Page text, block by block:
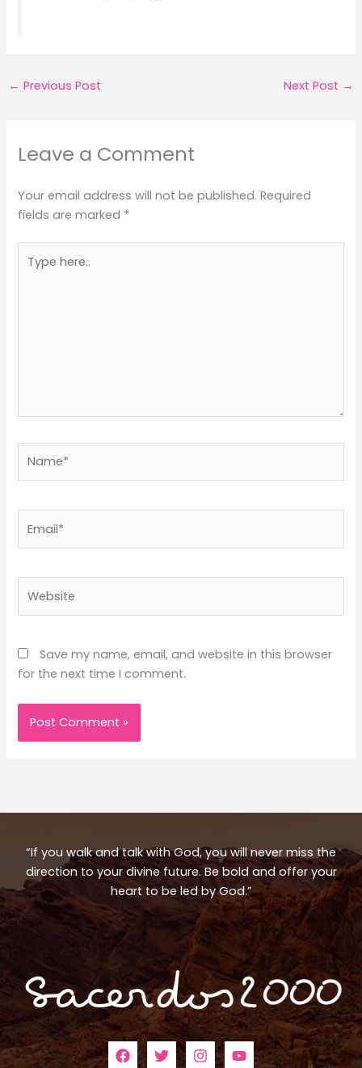
← Previous Post Next Post →
Leave a Comment
Your email address will not be published. Required
fields are marked *
here..
Save my name, email, and website in this browser
for the next time I comment.
“If you walk and talk with God, you will never miss the
direction to your divine future. Be bold and offer your
heart to be led by God.”